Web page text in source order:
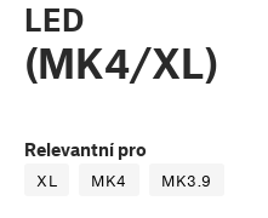
LED
(MK4/XL)
Relevantní pro
XL MK4 MK3.9